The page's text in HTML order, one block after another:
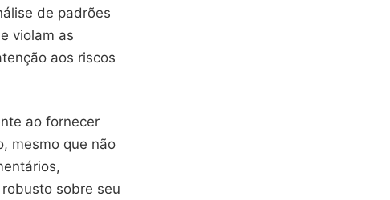
de padrões
violam as
aos riscos
ao fornecer
mesmo que não
sobre seu